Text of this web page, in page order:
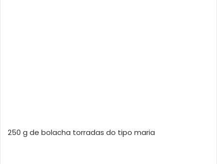
250 g de bolacha torradas do tipo maria